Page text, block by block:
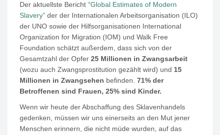
Der aktuellste Bericht “Global Estimates of Modern
Slavery” der der Internationalen Arbeitsorganisation (ILO)
der UNO sowie der Hilfsorganisationen International
Organization for Migration (IOM) und Walk Free
Foundation schätzt außerdem, dass sich von der
Gesamtzahl der Opfer 25 Millionen in Zwangsarbeit
(wozu auch Zwangsprostitution gezählt wird) und 15
Millionen in Zwangsehen befinden. 71% der
Betroffenen sind Frauen, 25% sind Kinder.
Wenn wir heute der Abschaffung des Sklavenhandels
gedenken, müssen wir uns einerseits an den Mut jener
Menschen erinnern, die nicht müde wurden, auf das